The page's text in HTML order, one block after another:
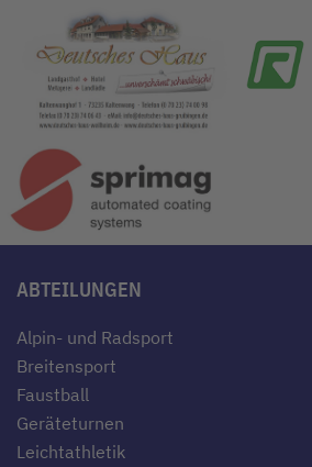
ABTEILUNGEN
Alpin- und Radsport
Breitensport
Faustball
Geräteturnen
Leichtathletik